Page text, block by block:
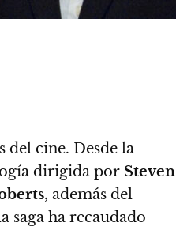
del cine. Desde la
dirigida por Steven
, además del
saga ha recaudado